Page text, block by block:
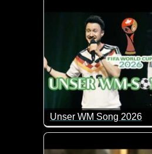
Unser WM Song 2026